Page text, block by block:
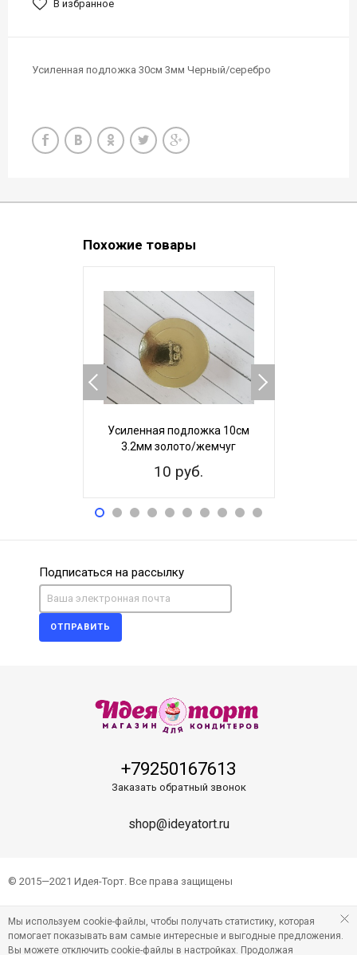
В избранное
Усиленная подложка 30см 3мм Черный/серебро
Похожие товары
Усиленная подложка 10см
3.2мм золото/жемчуг
10 руб.
Подписаться на рассылку
ОТПРАВИТЬ
+79250167613
Заказать обратный звонок
shop@ideyatort.ru
© 2015—2021 Идея-Торт. Все права защищены
Мы используем cookie-файлы, чтобы получать статистику, которая
помогает показывать вам самые интересные и выгодные предложения.
Вы можете отключить cookie-файлы в настройках. Продолжая